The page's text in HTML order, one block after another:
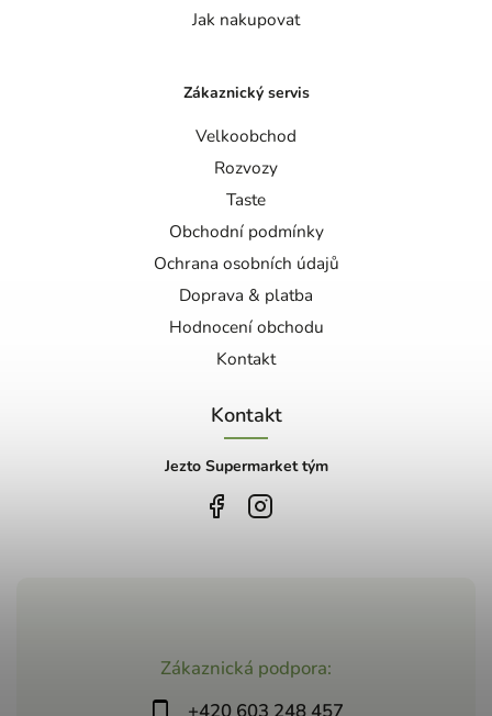
Zákaznická podpora:
+420 603 248 457
Jak nakupovat
Zákaznický servis
Velkoobchod
Rozvozy
Taste
Obchodní podmínky
Ochrana osobních údajů
Doprava & platba
Hodnocení obchodu
Kontakt
Kontakt
Jezto Supermarket tým